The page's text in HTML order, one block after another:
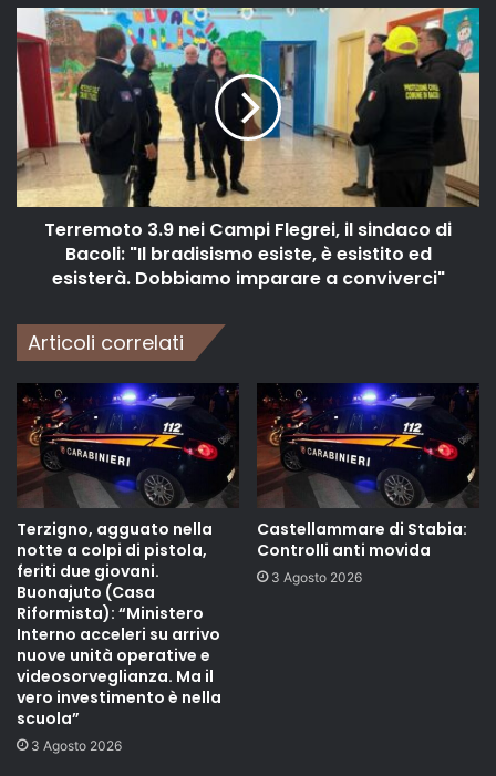
Terremoto 3.9 nei Campi Flegrei, il sindaco di
Bacoli: "Il bradisismo esiste, è esistito ed
esisterà. Dobbiamo imparare a conviverci"
Articoli correlati
Terzigno, agguato nella
notte a colpi di pistola,
feriti due giovani.
Buonajuto (Casa
Riformista): “Ministero
Interno acceleri su arrivo
nuove unità operative e
videosorveglianza. Ma il
vero investimento è nella
scuola”
3 Agosto 2026
Castellammare di Stabia:
Controlli anti movida
3 Agosto 2026